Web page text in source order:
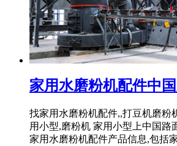
家用水磨粉机配件中
找家用水磨粉机配件,,打豆机磨粉
用小型,磨粉机 家用小型上中国路
家用水磨粉机配件产品信息,包括